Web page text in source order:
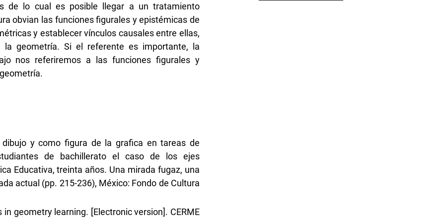
de lo cual es posible llegar a un tratamiento
obvian las funciones figurales y epistémicas de
y establecer vínculos causales entre ellas,
geometría. Si el referente es importante, la
nos referiremos a las funciones figurales y
y como figura de la grafica en tareas de
de bachillerato el caso de los ejes
Educativa, treinta años. Una mirada fugaz, una
actual (pp. 215-236), México: Fondo de Cultura
geometry learning. [Electronic version]. CERME